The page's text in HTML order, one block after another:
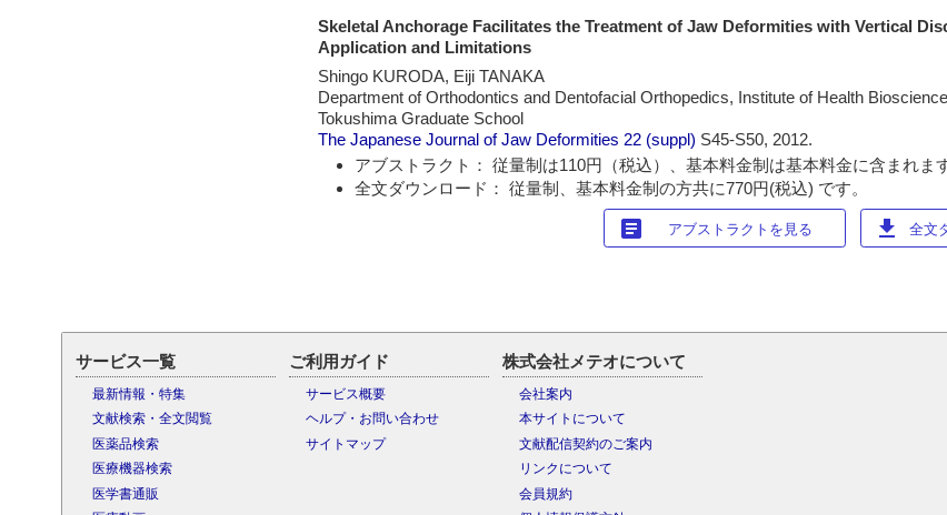
Skeletal Anchorage Facilitates the Treatment of Jaw Deformities with Vertical
Application and Limitations
Shingo KURODA, Eiji TANAKA
Department of Orthodontics and Dentofacial Orthopedics, Institute of Health
Tokushima Graduate School
The Japanese Journal of Jaw Deformities 22 (suppl) S45-S50, 2012.
アブストラクト： 従量制は110円（税込）、基本料金制は基本料金に含まれます
全文ダウンロード： 従量制、基本料金制の方共に770円(税込) です。
article アブストラクトを見る download 全文
サービス一覧
最新情報・特集
文献検索・全文閲覧
医薬品検索
医療機器検索
医学書通販
ご利用ガイド
サービス概要
ヘルプ・お問い合わせ
サイトマップ
株式会社メテオについて
会社案内
本サイトについて
文献配信契約のご案内
リンクについて
会員規約